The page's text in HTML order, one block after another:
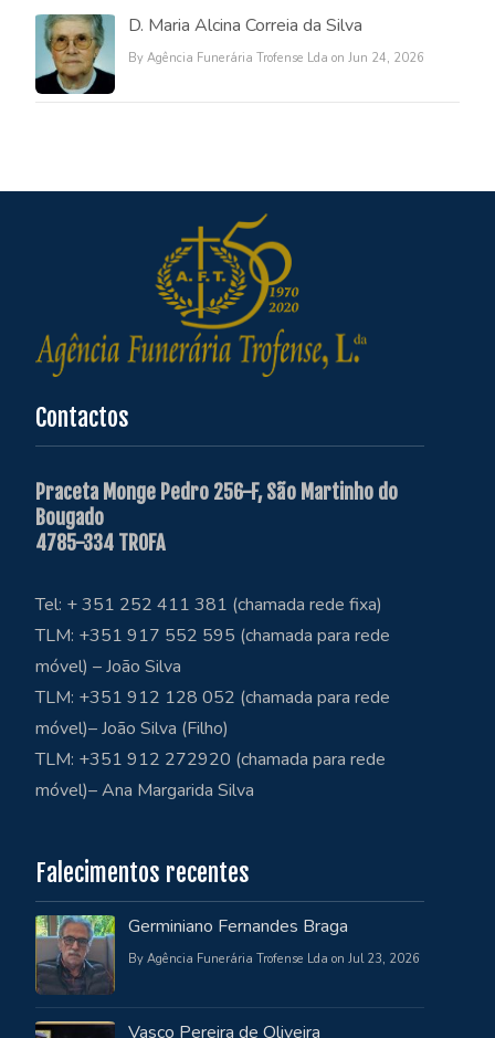
D. Maria Alcina Correia da Silva
By Agência Funerária Trofense Lda on Jun 24, 2026
Contactos
Praceta Monge Pedro 256-F, São Martinho do
Bougado
4785-334 TROFA
Tel: + 351 252 411 381 (chamada rede fixa)
TLM: +351 917 552 595 (chamada para rede
móvel) – João Silva
TLM: +351 912 128 052 (chamada para rede
móvel)– João Silva (Filho)
TLM: +351 912 272920 (chamada para rede
móvel)– Ana Margarida Silva
Falecimentos recentes
Germiniano Fernandes Braga
By Agência Funerária Trofense Lda on Jul 23, 2026
Vasco Pereira de Oliveira